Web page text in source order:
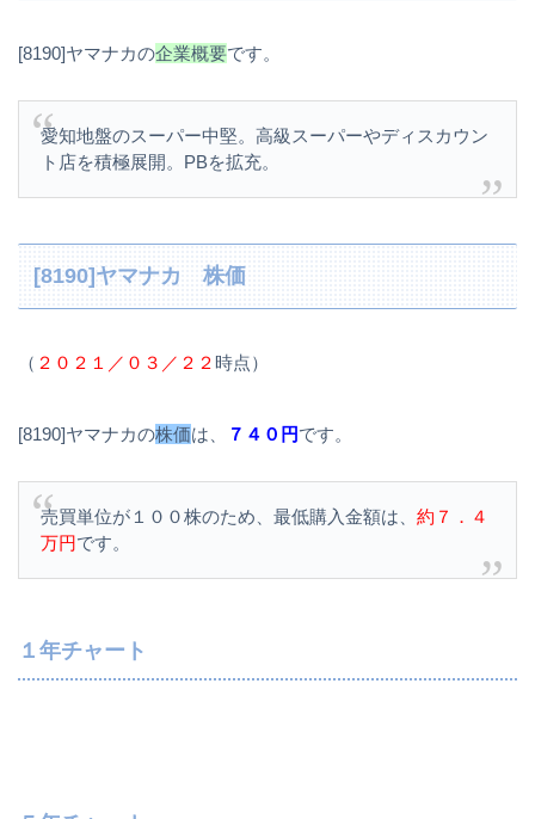
[8190]ヤマナカの企業概要です。
愛知地盤のスーパー中堅。高級スーパーやディスカウン
ト店を積極展開。PBを拡充。
[8190]ヤマナカ 株価
（ ２０２１／０３／２２時点）
[8190]ヤマナカの株価は、 ７４０円です。
売買単位が１００株のため、最低購入金額は、 約７．４
万円です。
１年チャート